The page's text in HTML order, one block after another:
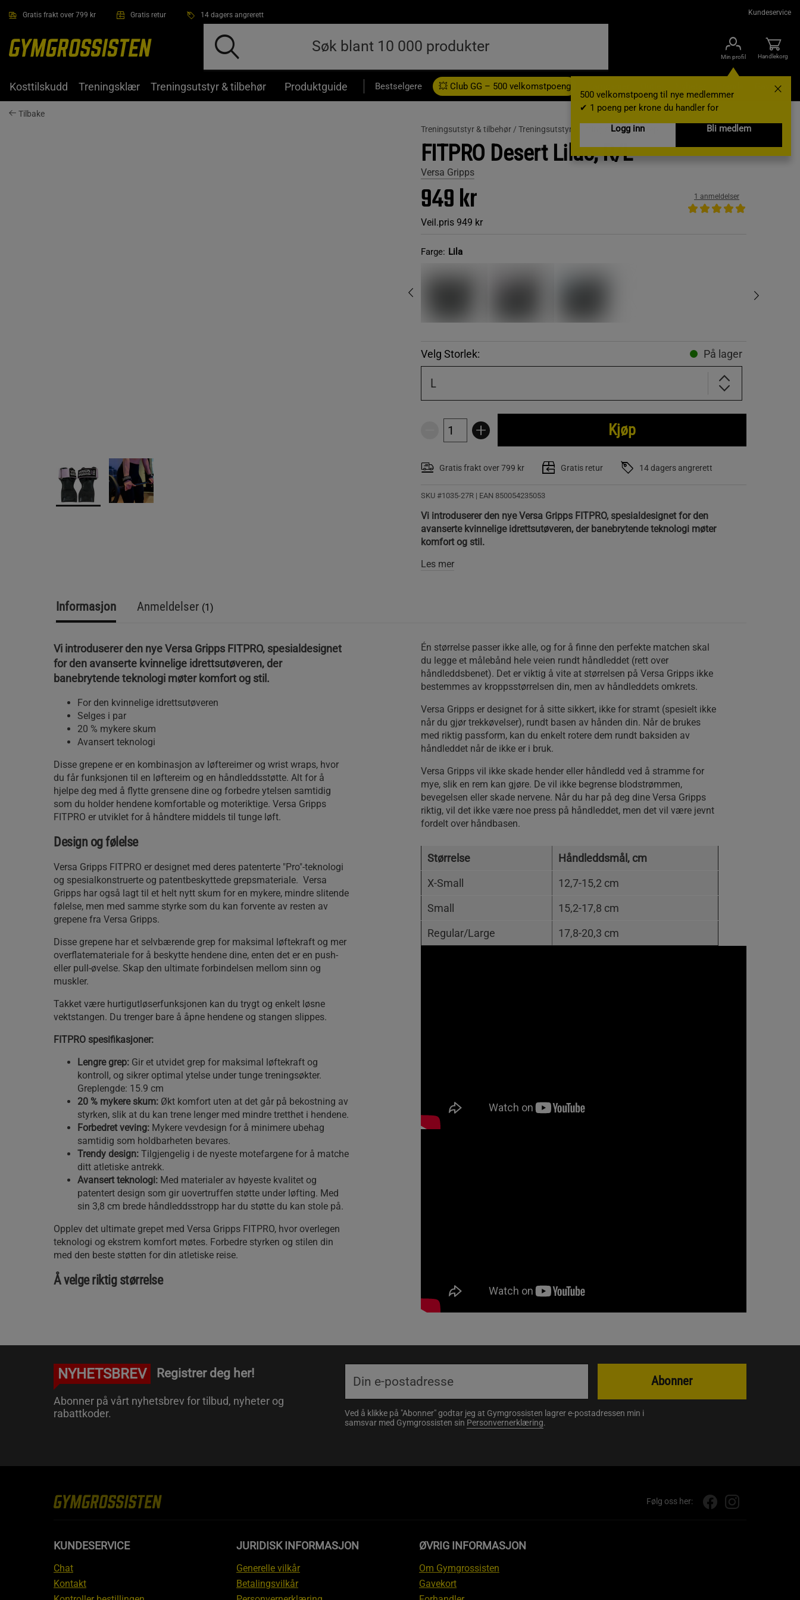
Gratis frakt over 799 kr Gratis retur 14 dagers angrerett Kundeservice
Min profil
500 velkomstpoeng til nye medlemmer
✔ 1 poeng per krone du handler for
Logg inn
Bli medlem
Handlekorg
Kosttilskudd Treningsklær Treningsutstyr & tilbehør Produktguide Bestselgere 💥 Club GG – 500 velkomstpoeng Gavekort
Tilbake
Treningsutstyr & tilbehør / Treningsutstyr / Lifting straps og grep
FITPRO Desert Lilac, R/L
Versa Gripps
949 kr
Veil.pris 949 kr
1 anmeldelser
Farge: Lila
Velg Storlek: På lager
L
Kjøp
Gratis frakt over 799 kr Gratis retur 14 dagers angrerett
SKU #1035-27R | EAN 850054235053
Vi introduserer den nye Versa Gripps FITPRO, spesialdesignet for den
avanserte kvinnelige idrettsutøveren, der banebrytende teknologi møter
komfort og stil.
Les mer
Informasjon Anmeldelser (1)
Vi introduserer den nye Versa Gripps FITPRO, spesialdesignet
for den avanserte kvinnelige idrettsutøveren, der
banebrytende teknologi møter komfort og stil.
For den kvinnelige idrettsutøveren
Selges i par
20 % mykere skum
Avansert teknologi
Disse grepene er en kombinasjon av løftereimer og wrist wraps, hvor
du får funksjonen til en løftereim og en håndleddsstøtte. Alt for å
hjelpe deg med å flytte grensene dine og forbedre ytelsen samtidig
som du holder hendene komfortable og moteriktige. Versa Gripps
FITPRO er utviklet for å håndtere middels til tunge løft.
Design og følelse
Versa Gripps FITPRO er designet med deres patenterte "Pro"-teknologi
og spesialkonstruerte og patentbeskyttede grepsmateriale. Versa
Gripps har også lagt til et helt nytt skum for en mykere, mindre slitende
følelse, men med samme styrke som du kan forvente av resten av
grepene fra Versa Gripps.
Disse grepene har et selvbærende grep for maksimal løftekraft og mer
overflatemateriale for å beskytte hendene dine, enten det er en push-
eller pull-øvelse. Skap den ultimate forbindelsen mellom sinn og
muskler.
Takket være hurtigutløserfunksjonen kan du trygt og enkelt løsne
vektstangen. Du trenger bare å åpne hendene og stangen slippes.
FITPRO spesifikasjoner:
Lengre grep: Gir et utvidet grep for maksimal løftekraft og
kontroll, og sikrer optimal ytelse under tunge treningsøkter.
Greplengde: 15.9 cm
20 % mykere skum: Økt komfort uten at det går på bekostning av
styrken, slik at du kan trene lenger med mindre tretthet i hendene.
Forbedret veving: Mykere vevdesign for å minimere ubehag
samtidig som holdbarheten bevares.
Trendy design: Tilgjengelig i de nyeste motefargene for å matche
ditt atletiske antrekk.
Avansert teknologi: Med materialer av høyeste kvalitet og
patentert design som gir uovertruffen støtte under løfting. Med
sin 3,8 cm brede håndleddsstropp har du støtte du kan stole på.
Opplev det ultimate grepet med Versa Gripps FITPRO, hvor overlegen
teknologi og ekstrem komfort møtes. Forbedre styrken og stilen din
med den beste støtten for din atletiske reise.
Å velge riktig størrelse
Én størrelse passer ikke alle, og for å finne den perfekte matchen skal
du legge et målebånd hele veien rundt håndleddet (rett over
håndleddsbenet). Det er viktig å vite at størrelsen på Versa Gripps ikke
bestemmes av kroppsstørrelsen din, men av håndleddets omkrets.
Versa Gripps er designet for å sitte sikkert, ikke for stramt (spesielt ikke
når du gjør trekkøvelser), rundt basen av hånden din. Når de brukes
med riktig passform, kan du enkelt rotere dem rundt baksiden av
håndleddet når de ikke er i bruk.
Versa Gripps vil ikke skade hender eller håndledd ved å stramme for
mye, slik en rem kan gjøre. De vil ikke begrense blodstrømmen,
bevegelsen eller skade nervene. Når du har på deg dine Versa Gripps
riktig, vil det ikke være noe press på håndleddet, men det vil være jevnt
fordelt over håndbasen.
Størrelse
Håndleddsmål, cm
X-Small
12,7-15,2 cm
Small
15,2-17,8 cm
Regular/Large
17,8-20,3 cm
NYHETSBREV Registrer deg her!
Abonner på vårt nyhetsbrev for tilbud, nyheter og
rabattkoder.
Ved å klikke på "Abonner" godtar jeg at Gymgrossisten lagrer e-postadressen min i
samsvar med Gymgrossisten sin Personvernerklæring.
Abonner
Følg oss her:
KUNDESERVICE
Chat
Kontakt
JURIDISK INFORMASJON
Generelle vilkår
Betalingsvilkår
ØVRIG INFORMASJON
Om Gymgrossisten
Gavekort